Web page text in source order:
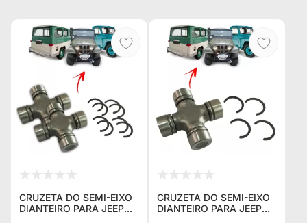
CRUZETA DO SEMI-EIXO
DIANTEIRO PARA JEEP
CRUZETA DO SEMI-EIXO
DIANTEIRO PARA JEEP